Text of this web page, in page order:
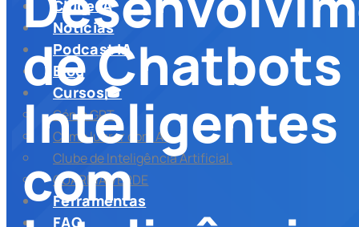
Clube IA
Noticias
Podcast IA
Blog
Cursos🎓
Génio GPT
Como lucrar com AI
Clube de Inteligência Artificial.
GUARDIA VERDE
Ferramentas
FAQ
de Chatbots
Inteligentes
com